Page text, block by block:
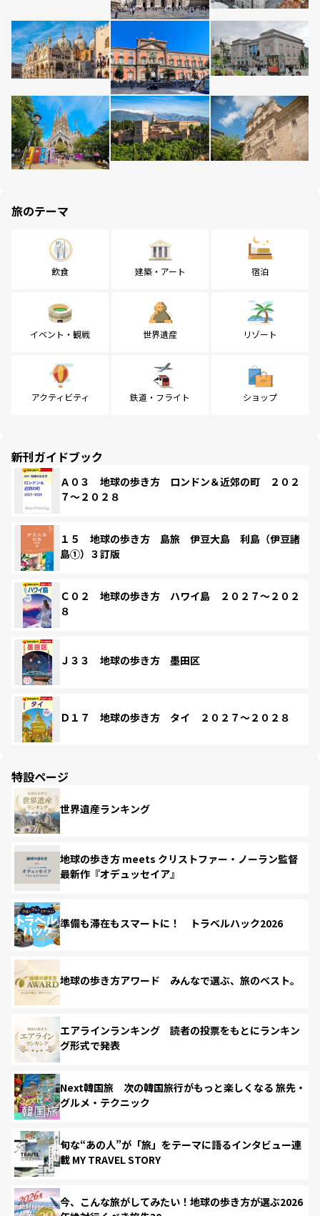
旅のテーマ
飲食 建築・アート 宿泊
イベント・観戦 世界遺産 リゾート
アクティビティ 鉄道・フライト ショップ
新刊ガイドブック
Ａ０３ 地球の歩き方 ロンドン＆近郊の町 ２０２
７～２０２８
１５ 地球の歩き方 島旅 伊豆大島 利島（伊豆諸
島①）３訂版
Ｃ０２ 地球の歩き方 ハワイ島 ２０２７～２０２
８
Ｊ３３ 地球の歩き方 墨田区
Ｄ１７ 地球の歩き方 タイ ２０２７～２０２８
特設ページ
世界遺産ランキング
地球の歩き方 meets クリストファー・ノーラン監督
最新作『オデュッセイア』
準備も滞在もスマートに！ トラベルハック2026
地球の歩き方アワード みんなで選ぶ、旅のベスト。
エアラインランキング 読者の投票をもとにランキン
グ形式で発表
Next韓国旅 次の韓国旅行がもっと楽しくなる 旅先・
グルメ・テクニック
旬な“あの人”が「旅」をテーマに語るインタビュー連
載 MY TRAVEL STORY
今、こんな旅がしてみたい！地球の歩き方が選ぶ2026